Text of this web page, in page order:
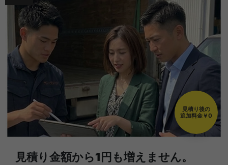
見積り後の
追加料金￥0
見積り金額から1円も増えません。